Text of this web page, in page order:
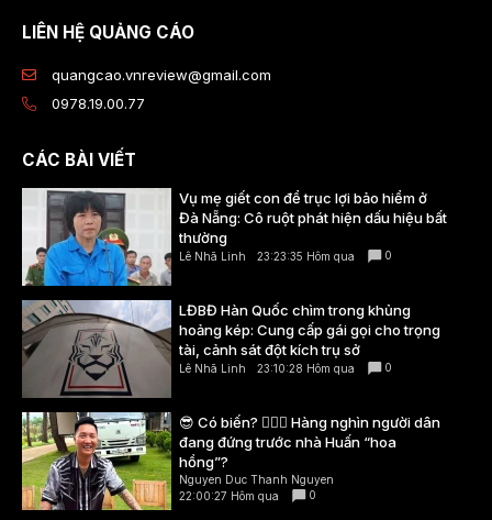
LIÊN HỆ QUẢNG CÁO
quangcao.vnreview@gmail.com
0978.19.00.77
CÁC BÀI VIẾT
Vụ mẹ giết con để trục lợi bảo hiểm ở
Đà Nẵng: Cô ruột phát hiện dấu hiệu bất
thường
Lê Nhã Linh 23:23:35 Hôm qua 0
LĐBĐ Hàn Quốc chìm trong khủng
hoảng kép: Cung cấp gái gọi cho trọng
tài, cảnh sát đột kích trụ sở
Lê Nhã Linh 23:10:28 Hôm qua 0
😎 Có biến? 👮🏻‍♂️ Hàng nghìn người dân
đang đứng trước nhà Huấn “hoa
hồng”?
Nguyen Duc Thanh Nguyen
22:00:27 Hôm qua
0